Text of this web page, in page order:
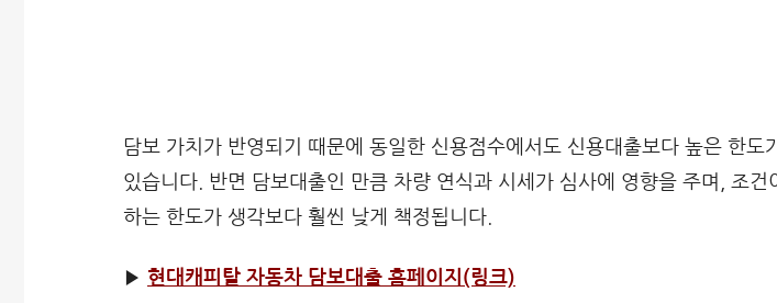
담보 가치가 반영되기 때문에 동일한 신용점수에서도 신용대출보다 높은 한도
있습니다. 반면 담보대출인 만큼 차량 연식과 시세가 심사에 영향을 주며, 조건
하는 한도가 생각보다 훨씬 낮게 책정됩니다.
▶ 현대캐피탈 자동차 담보대출 홈페이지(링크)